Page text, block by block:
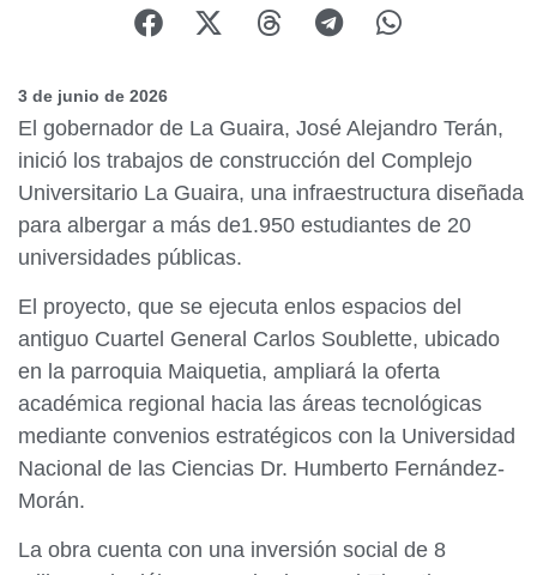
3 de junio de 2026
El gobernador de La Guaira, José Alejandro Terán,
inició los trabajos de construcción del Complejo
Universitario La Guaira, una infraestructura diseñada
para albergar a más de1.950 estudiantes de 20
universidades públicas.
El proyecto, que se ejecuta enlos espacios del
antiguo Cuartel General Carlos Soublette, ubicado
en la parroquia Maiquetia, ampliará la oferta
académica regional hacia las áreas tecnológicas
mediante convenios estratégicos con la Universidad
Nacional de las Ciencias Dr. Humberto Fernández-
Morán.
La obra cuenta con una inversión social de 8